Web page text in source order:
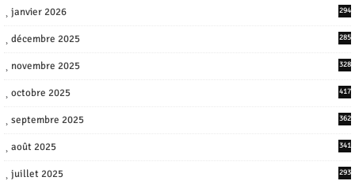
janvier 2026 294
décembre 2025 285
novembre 2025 328
octobre 2025 417
septembre 2025 362
août 2025 341
juillet 2025 293